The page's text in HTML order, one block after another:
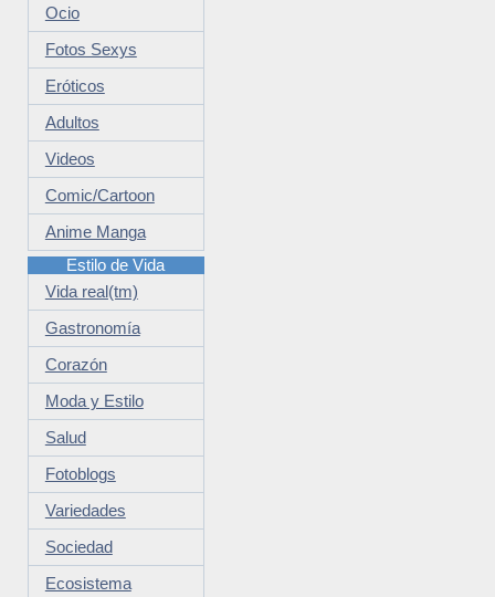
Ocio
Fotos Sexys
Eróticos
Adultos
Videos
Comic/Cartoon
Anime Manga
Estilo de Vida
Vida real(tm)
Gastronomía
Corazón
Moda y Estilo
Salud
Fotoblogs
Variedades
Sociedad
Ecosistema